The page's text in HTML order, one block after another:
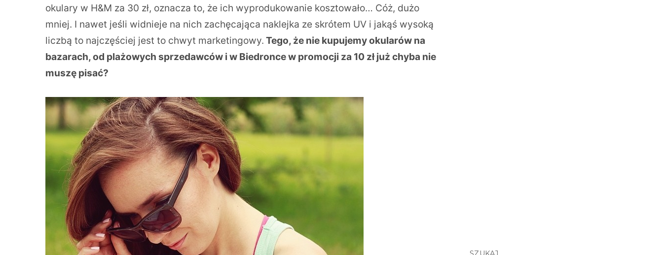
okulary w H&M za 30 zł, oznacza to, że ich wyprodukowanie kosztowało… Cóż, dużo
mniej. I nawet jeśli widnieje na nich zachęcająca naklejka ze skrótem UV i jakąś wysoką
liczbą to najczęściej jest to chwyt marketingowy. Tego, że nie kupujemy okularów na
bazarach, od plażowych sprzedawców i w Biedronce w promocji za 10 zł już chyba nie
muszę pisać?